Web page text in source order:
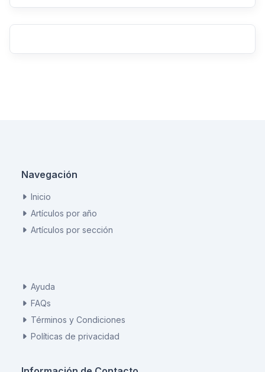
Navegación
Inicio
Artículos por año
Artículos por sección
Ayuda
FAQs
Términos y Condiciones
Políticas de privacidad